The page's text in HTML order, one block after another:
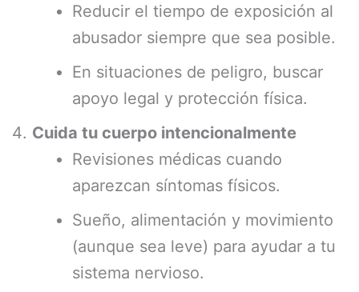
Reducir el tiempo de exposición al
abusador siempre que sea posible.
En situaciones de peligro, buscar
apoyo legal y protección física.
Cuida tu cuerpo intencionalmente
Revisiones médicas cuando
aparezcan síntomas físicos.
Sueño, alimentación y movimiento
(aunque sea leve) para ayudar a tu
sistema nervioso.